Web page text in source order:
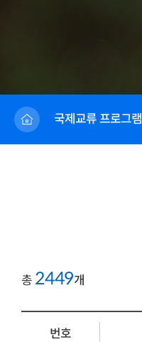
국제교류 프로그램
총 2449개
번호